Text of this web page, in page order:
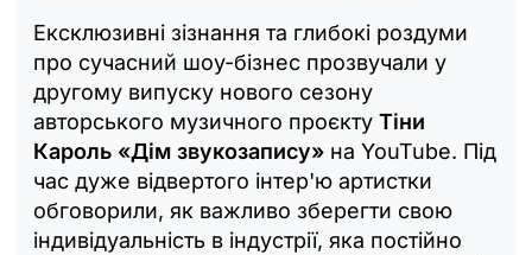
Ексклюзивні зізнання та глибокі роздуми
про сучасний шоу-бізнес прозвучали у
другому випуску нового сезону
авторського музичного проєкту Тіни
Кароль «Дім звукозапису» на YouTube. Під
час дуже відвертого інтер'ю артистки
обговорили, як важливо зберегти свою
індивідуальність в індустрії, яка постійно